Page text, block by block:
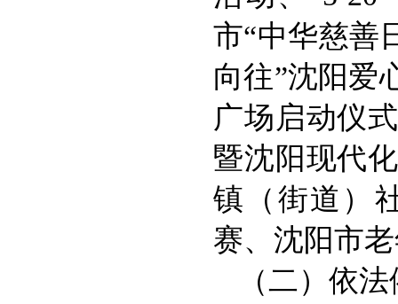
市“中华慈善
向往”沈阳爱
广场启动仪
暨沈阳现代
镇（街道）
赛、沈阳市
（二）依